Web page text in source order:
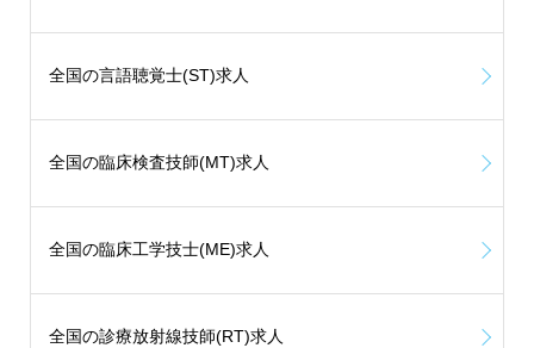
全国の言語聴覚士(ST)求人
全国の臨床検査技師(MT)求人
全国の臨床工学技士(ME)求人
全国の診療放射線技師(RT)求人